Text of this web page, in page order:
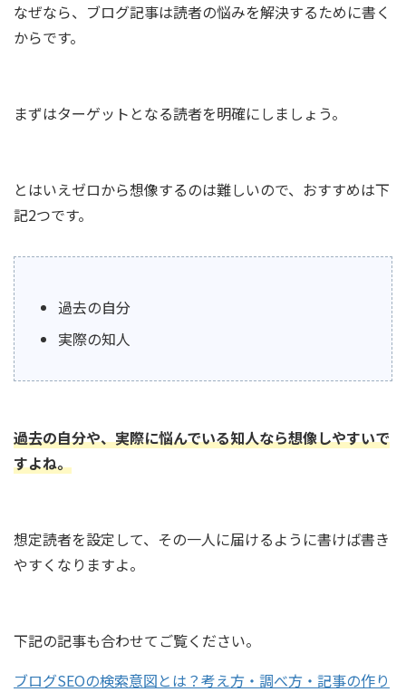
なぜなら、ブログ記事は読者の悩みを解決するために書く
からです。
まずはターゲットとなる読者を明確にしましょう。
とはいえゼロから想像するのは難しいので、おすすめは下
記2つです。
過去の自分
実際の知人
過去の自分や、実際に悩んでいる知人なら想像しやすいで
すよね。
想定読者を設定して、その一人に届けるように書けば書き
やすくなりますよ。
下記の記事も合わせてご覧ください。
ブログSEOの検索意図とは？考え方・調べ方・記事の作り